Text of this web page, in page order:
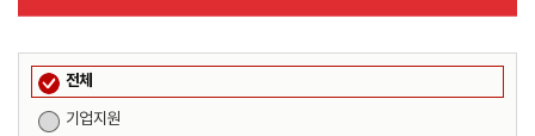
전체
기업지원